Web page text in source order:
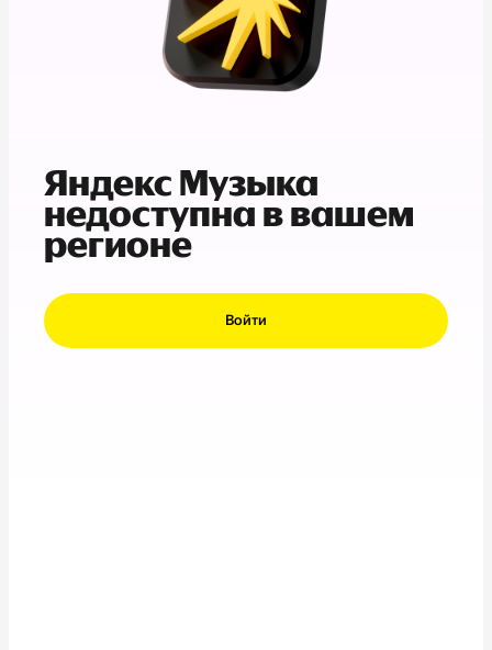
Яндекс Музыка
недоступна в вашем
регионе
Войти